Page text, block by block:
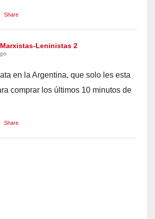
Share
Leninistas 2
en la Argentina, que solo les esta
comprar los últimos 10 minutos de
Share